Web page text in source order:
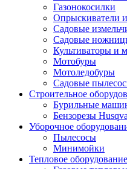
Газонокосилки
Опрыскиватели
Садовые
Садовые
Культиваторы и
Мотобуры
Мотоледобуры
Садовые
Строительное
Бурильные
Бензорезы
Уборочное
Пылесосы
Минимойки
Тепловое оборудование